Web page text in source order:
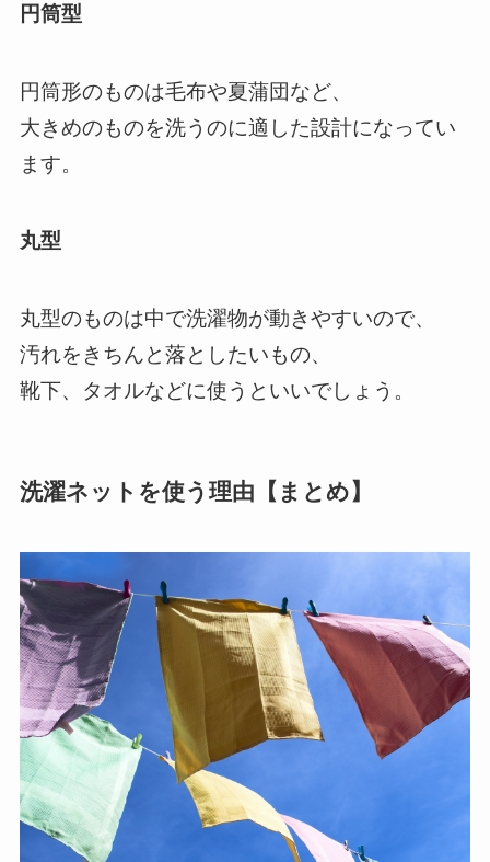
円筒型
円筒形のものは毛布や夏蒲団など、
大きめのものを洗うのに適した設計になってい
ます。
丸型
丸型のものは中で洗濯物が動きやすいので、
汚れをきちんと落としたいもの、
靴下、タオルなどに使うといいでしょう。
洗濯ネットを使う理由【まとめ】